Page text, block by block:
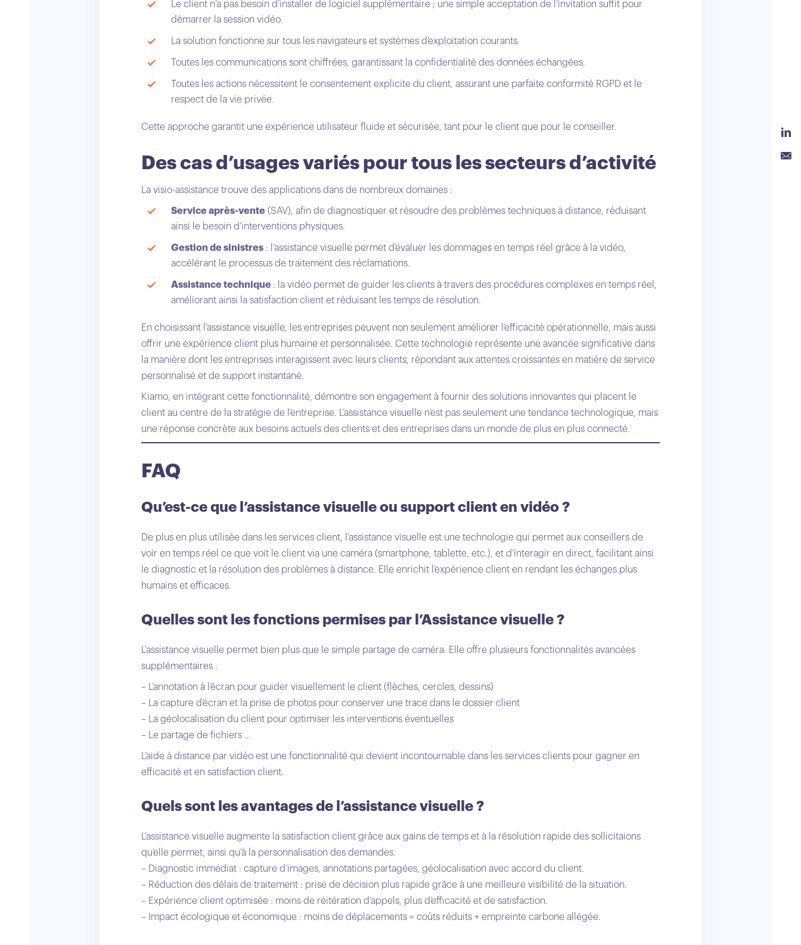
Le client n’a pas besoin d’installer de logiciel supplémentaire ; une simple acceptation de l’invitation suffit pour
démarrer la session vidéo.
La solution fonctionne sur tous les navigateurs et systèmes d’exploitation courants.
Toutes les communications sont chiffrées, garantissant la confidentialité des données échangées.
Toutes les actions nécessitent le consentement explicite du client, assurant une parfaite conformité RGPD et le
respect de la vie privée.
Cette approche garantit une expérience utilisateur fluide et sécurisée, tant pour le client que pour le conseiller.
Des cas d’usages variés pour tous les secteurs d’activité
La visio-assistance trouve des applications dans de nombreux domaines :
Service après-vente (SAV), afin de diagnostiquer et résoudre des problèmes techniques à distance, réduisant
ainsi le besoin d’interventions physiques.
Gestion de sinistres : l’assistance visuelle permet d’évaluer les dommages en temps réel grâce à la vidéo,
accélérant le processus de traitement des réclamations.
Assistance technique : la vidéo permet de guider les clients à travers des procédures complexes en temps réel,
améliorant ainsi la satisfaction client et réduisant les temps de résolution.
En choisissant l’assistance visuelle, les entreprises peuvent non seulement améliorer l’efficacité opérationnelle, mais aussi
offrir une expérience client plus humaine et personnalisée. Cette technologie représente une avancée significative dans
la manière dont les entreprises interagissent avec leurs clients, répondant aux attentes croissantes en matière de service
personnalisé et de support instantané.
Kiamo, en intégrant cette fonctionnalité, démontre son engagement à fournir des solutions innovantes qui placent le
client au centre de la stratégie de l’entreprise. L’assistance visuelle n’est pas seulement une tendance technologique, mais
une réponse concrète aux besoins actuels des clients et des entreprises dans un monde de plus en plus connecté.
FAQ
Qu’est-ce que l’assistance visuelle ou support client en vidéo ?
De plus en plus utilisée dans les services client, l’assistance visuelle est une technologie qui permet aux conseillers de
voir en temps réel ce que voit le client via une caméra (smartphone, tablette, etc.), et d’interagir en direct, facilitant ainsi
le diagnostic et la résolution des problèmes à distance. Elle enrichit l’expérience client en rendant les échanges plus
humains et efficaces.
Quelles sont les fonctions permises par l’Assistance visuelle ?
L’assistance visuelle permet bien plus que le simple partage de caméra. Elle offre plusieurs fonctionnalités avancées
supplémentaires :
– L’annotation à l’écran pour guider visuellement le client (flèches, cercles, dessins)
– La capture d’écran et la prise de photos pour conserver une trace dans le dossier client
– La géolocalisation du client pour optimiser les interventions éventuelles
– Le partage de fichiers …
L’aide à distance par vidéo est une fonctionnalité qui devient incontournable dans les services clients pour gagner en
efficacité et en satisfaction client.
Quels sont les avantages de l’assistance visuelle ?
L’assistance visuelle augmente la satisfaction client grâce aux gains de temps et à la résolution rapide des sollicitaions
qu’elle permet, ainsi qu’à la personnalisation des demandes.
– Diagnostic immédiat : capture d’images, annotations partagées, géolocalisation avec accord du client.
– Réduction des délais de traitement : prise de décision plus rapide grâce à une meilleure visibilité de la situation.
– Expérience client optimisée : moins de réitération d’appels, plus d’efficacité et de satisfaction.
– Impact écologique et économique : moins de déplacements = coûts réduits + empreinte carbone allégée.